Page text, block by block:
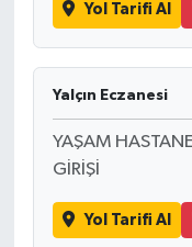
Yol Tarifi Al
Yalçın Eczanesi
YAŞAM
GİRİŞİ
Yol Tarifi Al